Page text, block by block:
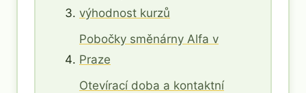
výhodnost kurzů
Pobočky směnárny Alfa v
Praze
Otevírací doba a kontaktní